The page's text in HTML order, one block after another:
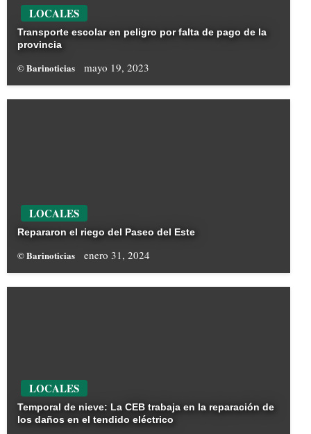
LOCALES
Transporte escolar en peligro por falta de pago de la
provincia
© Barinoticias mayo 19, 2023
LOCALES
Repararon el riego del Paseo del Este
© Barinoticias enero 31, 2024
LOCALES
Temporal de nieve: La CEB trabaja en la reparación de
los daños en el tendido eléctrico